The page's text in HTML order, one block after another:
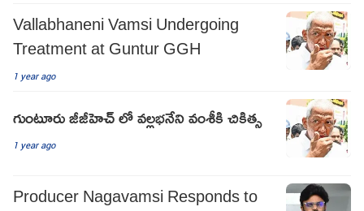
Vallabhaneni Vamsi Undergoing
Treatment at Guntur GGH
1 year ago
గుంటూరు జీజీహెచ్ లో వల్లభనేని వంశీకి చికిత్స
1 year ago
Producer Nagavamsi Responds to